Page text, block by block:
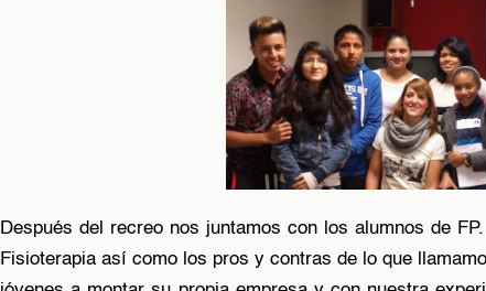
Después del recreo nos juntamos con los alumnos de
Fisioterapia así como los pros y contras de lo que